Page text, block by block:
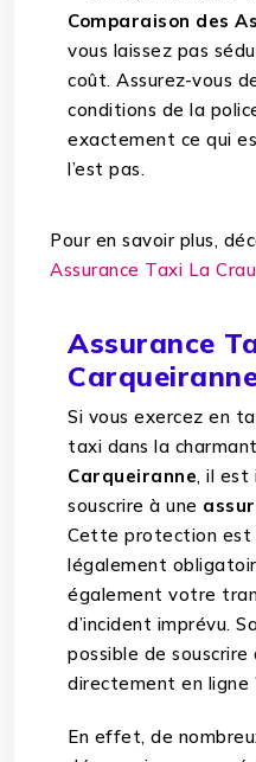
Comparaison des
vous laissez pas
coût. Assurez-vous
conditions de la
exactement ce qui
l’est pas.
Pour en savoir plus,
Assurance Taxi La Crau
Assurance
Si vous exercez en
taxi dans la
Carqueiranne, il est
souscrire à une
Cette protection est
légalement
également votre
d’incident imprévu.
possible de
directement en ligne
En effet, de